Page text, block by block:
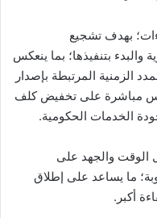
بهدف تشجيع
والبدء بتنفيذها؛ بما ينعكس
الزمنية المرتبطة بإصدار
مباشرة على تخفيض كلف
الخدمات الحكومية.
الوقت والجهد على
ما يساعد على إطلاق
أكبر.